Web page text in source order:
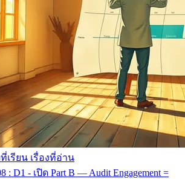
ที่เรียน เรื่องที่อ่าน
: D1 - เปิด Part B — Audit Engagement =